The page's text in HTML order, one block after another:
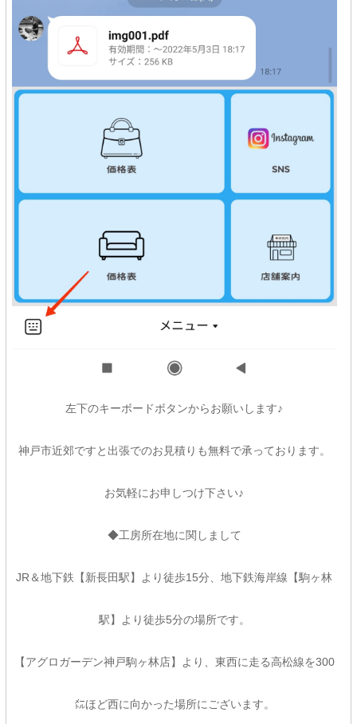
左下のキーボードボタンからお願いします♪
神戸市近郊ですと出張でのお見積りも無料で承っております。
お気軽にお申しつけ下さい♪
◆工房所在地に関しまして
JR＆地下鉄【新長田駅】より徒歩15分、地下鉄海岸線【駒ヶ林
駅】より徒歩5分の場所です。
【アグロガーデン神戸駒ヶ林店】より、東西に走る高松線を300
㍍ほど西に向かった場所にございます。